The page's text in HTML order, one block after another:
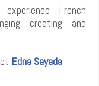
French
creating, and
Edna Sayada.